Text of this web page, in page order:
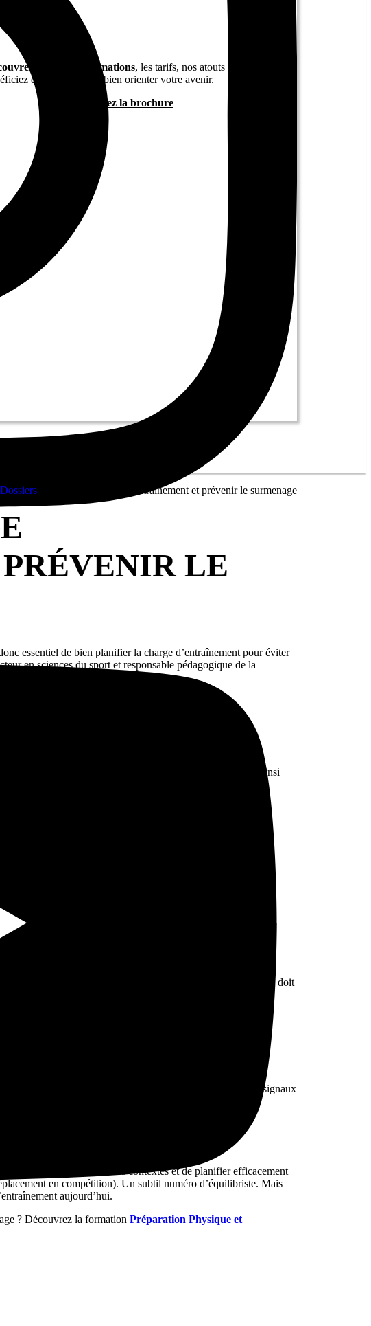
toutes nos formations, les tarifs, nos atouts et
de conseils pour bien orienter votre avenir.
Téléchargez la brochure
Dossiers Planifier la charge d’entraînement et prévenir le surmenage
LE
essentiel de bien planifier la charge d’entraînement pour éviter
en sciences du sport et responsable pédagogique de la
entraîneurs qui cherchent à optimiser les charges
surcharges aux sportifs pour permettre une adaptation et ainsi
des contextes et des objectifs de performance.
non-fonctionnel. Le rôle de l’entraîneur est donc primordial : il doit
. Ces signaux
dans tous les contextes et de planifier efficacement
en compétition). Un subtil numéro d’équilibriste. Mais
aujourd’hui.
? Découvrez la formation Préparation Physique et